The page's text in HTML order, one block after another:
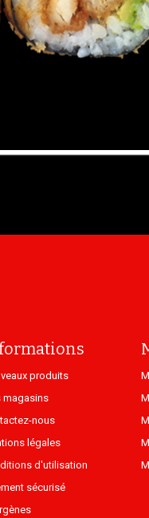
produits
magasins
nous
légales
d'utilisation
sécurisé